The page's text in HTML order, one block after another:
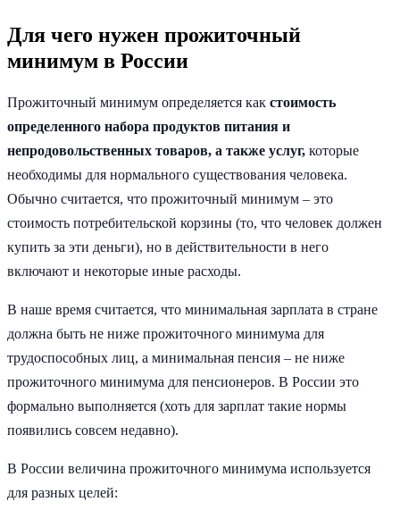
Для чего нужен прожиточный
минимум в России
Прожиточный минимум определяется как стоимость
определенного набора продуктов питания и
непродовольственных товаров, а также услуг, которые
необходимы для нормального существования человека.
Обычно считается, что прожиточный минимум – это
стоимость потребительской корзины (то, что человек должен
купить за эти деньги), но в действительности в него
включают и некоторые иные расходы.
В наше время считается, что минимальная зарплата в стране
должна быть не ниже прожиточного минимума для
трудоспособных лиц, а минимальная пенсия – не ниже
прожиточного минимума для пенсионеров. В России это
формально выполняется (хоть для зарплат такие нормы
появились совсем недавно).
В России величина прожиточного минимума используется
для разных целей: